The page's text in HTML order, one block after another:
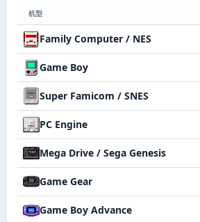
机型
Family Computer / NES
Game Boy
Super Famicom / SNES
PC Engine
Mega Drive / Sega Genesis
Game Gear
Game Boy Advance